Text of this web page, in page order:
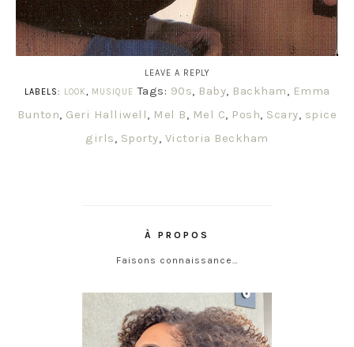
LEAVE A REPLY
LABELS: LOOK, MUSIQUE Tags: 90s, Baby, Backham, Emma
Bunton, Geri Halliwell, Mel B, Mel C, Posh, Scary, spice
girls, Sporty, Victoria Beckham
À PROPOS
Faisons connaissance…